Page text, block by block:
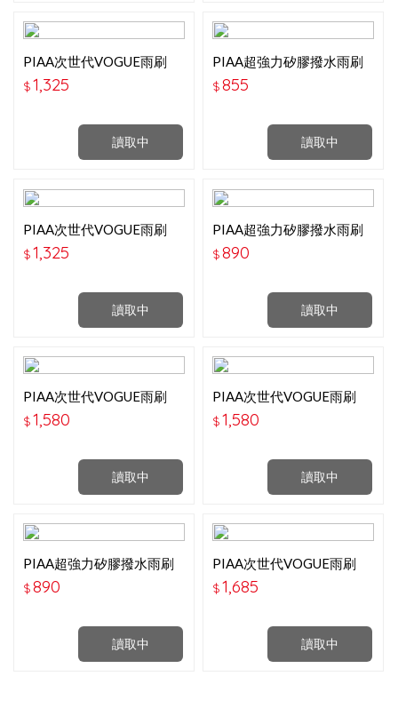
讀取中
PIAA次世代VOGUE雨刷
(21吋)
$1,325
讀取中
PIAA超強力矽膠撥水雨刷
(22吋)
$855
讀取中
PIAA次世代VOGUE雨刷
(22吋)
$1,325
讀取中
PIAA超強力矽膠撥水雨刷
(24吋)
$890
讀取中
PIAA次世代VOGUE雨刷
(24吋)
$1,580
讀取中
PIAA次世代VOGUE雨刷
(26吋)
$1,580
讀取中
PIAA超強力矽膠撥水雨刷
(26吋)
$890
讀取中
PIAA次世代VOGUE雨刷
(28吋)
$1,685